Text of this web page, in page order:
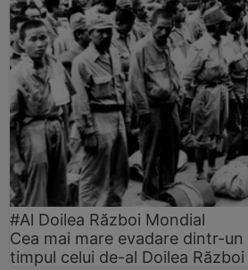
#Al Doilea Război Mondial
Cea mai mare evadare dintr-
timpul celui de-al Doilea